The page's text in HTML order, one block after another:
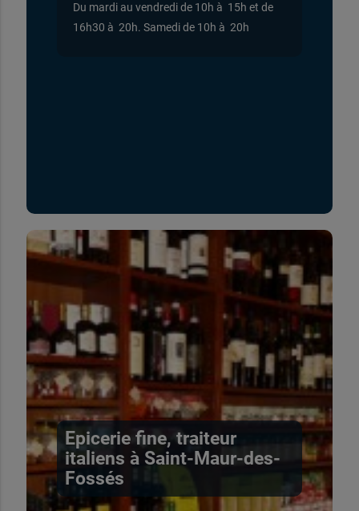
Du mardi au vendredi de 10h à 15h et de
16h30 à 20h. Samedi de 10h à 20h
Epicerie fine, traiteur
italiens à Saint-Maur-des-
Fossés